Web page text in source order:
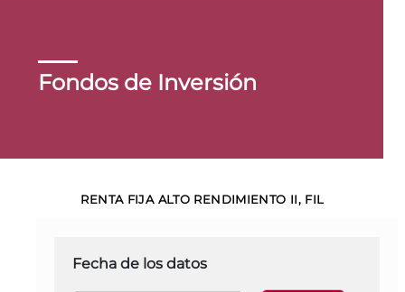
Fondos de Inversión
RENTA FIJA ALTO RENDIMIENTO II, FIL
Fecha de los datos